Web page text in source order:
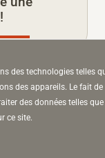
des technologies telles
des appareils. Le fait de
des données telles que
ce site.
Appel à auteurs Arts